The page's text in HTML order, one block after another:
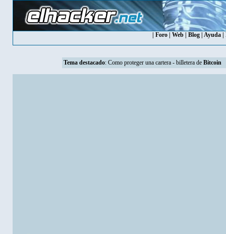
Foro| Web| Blog| Ayuda|
Tema destacado: Como proteger una cartera - billetera de Bitcoin